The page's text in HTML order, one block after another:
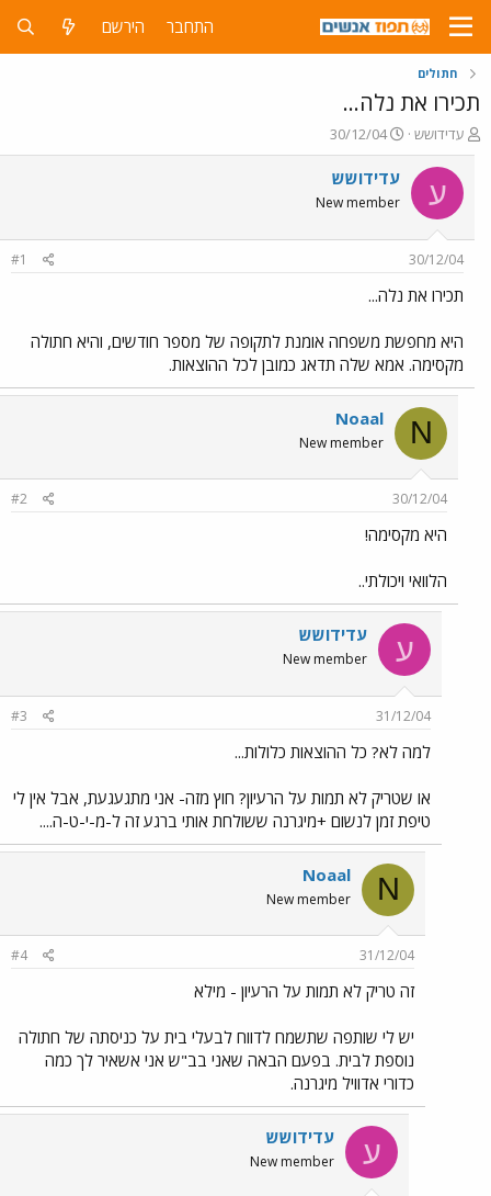
התחבר הירשם
חתולים
תכירו את נלה...
פ
ו
ת
ח
ה
ש
א
עדידושש
פ
ו
ר
ס
ם
ר
30/12/04
ע עדידושש
New member
30/12/04
#1
תכירו את נלה...
היא מחפשת משפחה אומנת לתקופה של מספר חודשים, והיא חתולה
מקסימה. אמא שלה תדאג כמובן לכל ההוצאות.
N
Noaal
New member
30/12/04
#2
היא מקסימה!
הלוואי ויכולתי..
ע עדידושש
New member
31/12/04
#3
למה לא? כל ההוצאות כלולות...
או שטריק לא תמות על הרעיון? חוץ מזה- אני מתגעגעת, אבל אין לי
טיפת זמן לנשום +מיגרנה ששולחת אותי ברגע זה ל-מ-י-ט-ה....
N
Noaal
New member
31/12/04
#4
זה טריק לא תמות על הרעיון - מילא
יש לי שותפה שתשמח לדווח לבעלי בית על כניסתה של חתולה
נוספת לבית. בפעם הבאה שאני בב"ש אני אשאיר לך כמה
כדורי אדוויל מיגרנה.
ע עדידושש
New member